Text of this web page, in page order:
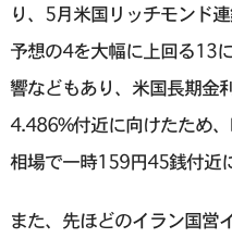
り、5月米国リッチモンド
予想の4を大幅に上回る13
響などもあり、米国長期金
4.486%付近に向けたため
相場で一時159円45銭付近
また、先ほどのイラン国営